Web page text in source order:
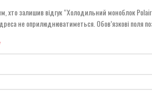
хто залишив відгук “Холодильний моноблок Polair
не оприлюднюватиметься.Обов’язкові поля